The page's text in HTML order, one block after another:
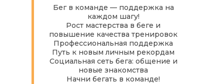
Бег в команде — поддержка на
каждом шагу!
Рост мастерства в беге и
повышение качества тренировок
Профессиональная поддержка
Путь к новым личным рекордам
Социальная сеть бега: общение и
новые знакомства
Начни бегать в команде!